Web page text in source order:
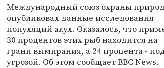
Международный союз охраны
опубликовал данные исследования
популяций акул. Оказалось, что
30 процентов этих рыб находится на
грани вымирания, а 24 процента -
угрозой. Об этом сообщает BBC News.